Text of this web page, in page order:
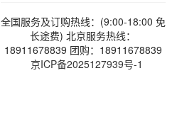
全国服务及订购热线：(9:00-18:00 免
长途费) 北京服务热线：
18911678839 团购：18911678839
京ICP备2025127939号-1